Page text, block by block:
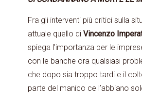
Fra gli interventi più critici sulla
attuale quello di Vincenzo
spiega l’importanza per le
con le banche ora qualsiasi
che dopo sia troppo tardi e il
parte del manico ce l’abbiano